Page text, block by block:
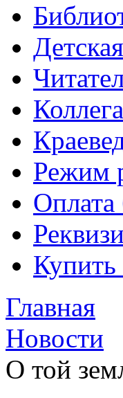
Режим
Главная
Новости
О той